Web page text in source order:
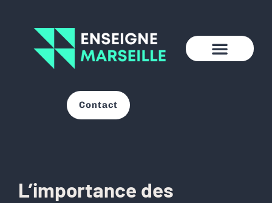
Contact
L’importance des